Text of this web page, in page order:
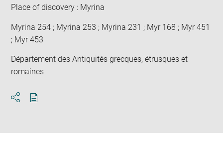
Place of discovery : Myrina
Myrina 254 ; Myrina 253 ; Myrina 231 ; Myr 168 ; Myr 451
; Myr 453
Département des Antiquités grecques, étrusques et
romaines